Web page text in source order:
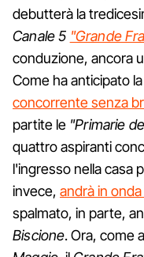
debutterà la
Canale 5 "Grande
conduzione, ancora
Come ha anticipato
concorrente senza
partite le "Primarie
quattro aspiranti
l'ingresso nella casa
invece, andrà in
spalmato, in parte,
Biscione. Ora, come